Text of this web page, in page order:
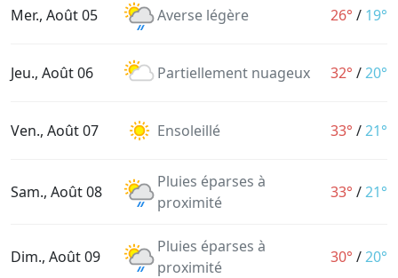
Mer., Août 05 Averse légère 26° / 19°
Jeu., Août 06 Partiellement nuageux 32° /20°
Ven., Août 07 Ensoleillé 33° /21°
Sam., Août 08
Pluies éparses à
proximité
33° /21°
Dim., Août 09
Pluies éparses à
proximité
30° /20°